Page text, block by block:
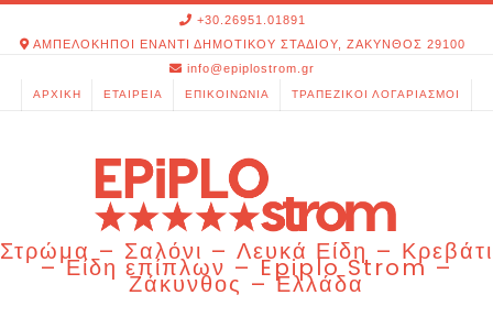
+30.26951.01891
ΑΜΠΕΛΟΚΗΠΟΙ ΕΝΑΝΤΙ ΔΗΜΟΤΙΚΟΥ ΣΤΑΔΙΟΥ, ΖΑΚΥΝΘΟΣ 29100
info@epiplostrom.gr
ΑΡΧΙΚΉ ΕΤΑΙΡΕΊΑ ΕΠΙΚΟΙΝΩΝΊΑ ΤΡΑΠΕΖΙΚΟΊ ΛΟΓΑΡΙΑΣΜΟΊ
Στρώμα – Σαλόνι – Λευκά Είδη – Κρεβάτι
– Είδη επίπλων – Epiplo Strom –
Ζάκυνθος – Ελλάδα